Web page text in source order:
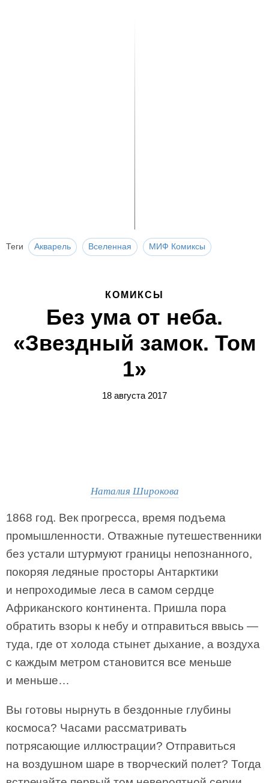
Теги Акварель Вселенная МИФ Комиксы
КОМИКСЫ
Без ума от неба.
«Звездный замок. Том
1»
18 августа 2017
Наталия Широкова
1868 год. Век прогресса, время подъема
промышленности. Отважные путешественники
без устали штурмуют границы непознанного,
покоряя ледяные просторы Антарктики
и непроходимые леса в самом сердце
Африканского континента. Пришла пора
обратить взоры к небу и отправиться ввысь —
туда, где от холода стынет дыхание, а воздуха
с каждым метром становится все меньше
и меньше…
Вы готовы нырнуть в бездонные глубины
космоса? Часами рассматривать
потрясающие иллюстрации? Отправиться
на воздушном шаре в творческий полет? Тогда